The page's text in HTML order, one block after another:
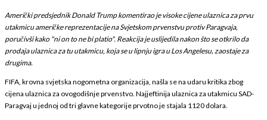
Američki predsjednik Donald Trump komentirao je visoke cijene ulaznica za prvu
utakmicu američke reprezentacije na Svjetskom prvenstvu protiv Paragvaja,
poručivši kako "ni on to ne bi platio". Reakcija je uslijedila nakon što se otkrilo da
prodaja ulaznica za tu utakmicu, koja se u lipnju igra u Los Angelesu, zaostaje za
drugima.
FIFA, krovna svjetska nogometna organizacija, našla se na udaru kritika zbog
cijena ulaznica za ovogodišnje prvenstvo. Najjeftinija ulaznica za utakmicu SAD-
Paragvaj u jednoj od tri glavne kategorije prvotno je stajala 1120 dolara.